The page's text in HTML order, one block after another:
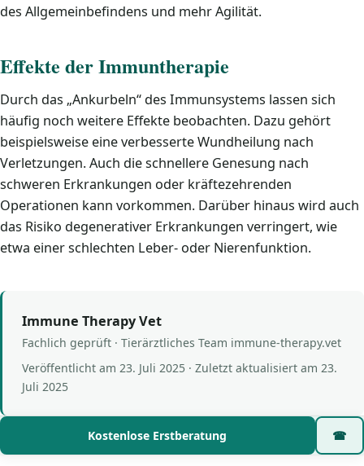
des Allgemeinbefindens und mehr Agilität.
Effekte der Immuntherapie
Durch das „Ankurbeln“ des Immunsystems lassen sich
häufig noch weitere Effekte beobachten. Dazu gehört
beispielsweise eine verbesserte Wundheilung nach
Verletzungen. Auch die schnellere Genesung nach
schweren Erkrankungen oder kräftezehrenden
Operationen kann vorkommen. Darüber hinaus wird auch
das Risiko degenerativer Erkrankungen verringert, wie
etwa einer schlechten Leber- oder Nierenfunktion.
Immune Therapy Vet
Fachlich geprüft · Tierärztliches Team immune-therapy.vet
Veröffentlicht am 23. Juli 2025 · Zuletzt aktualisiert am 23.
Juli 2025
Kostenlose Erstberatung ☎